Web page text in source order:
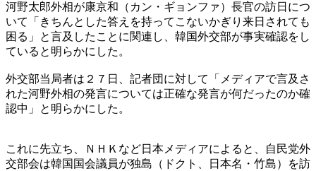
河野太郎外相が康京和（カン・ギョンファ）長官の訪日につ
いて「きちんとした答えを持ってこないかぎり来日されても
困る」と言及したことに関連し、韓国外交部が事実確認をし
ていると明らかにした。
外交部当局者は２７日、記者団に対して「メディアで言及さ
れた河野外相の発言については正確な発言が何だったのか確
認中」と明らかにした。
これに先立ち、ＮＨＫなど日本メディアによると、自民党外
交部会は韓国国会議員が独島（ドクト、日本名・竹島）を訪